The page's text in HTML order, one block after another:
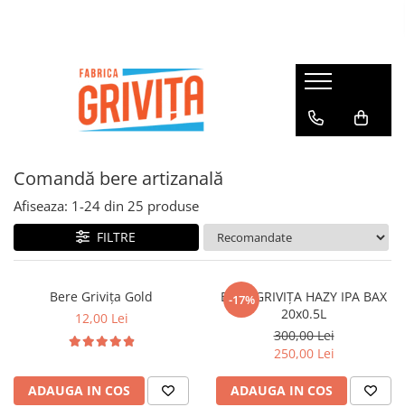
Comandă bere artizanală
Afiseaza: 1-24 din 25 produse
FILTRE
Bere Grivița Gold
12,00 Lei
ADAUGA IN COS
-17%
BERE GRIVIȚA HAZY IPA BAX
20x0.5L
300,00 Lei
250,00 Lei
ADAUGA IN COS